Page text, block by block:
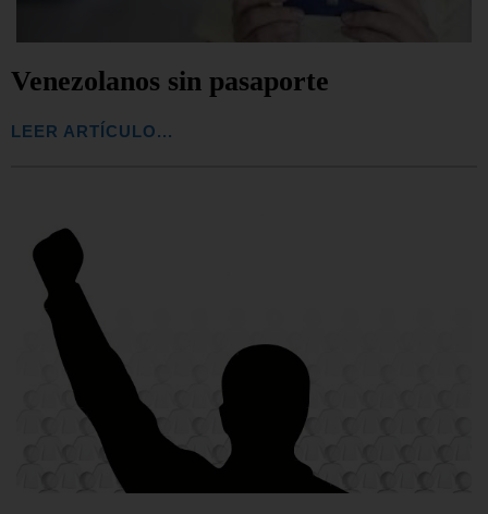
Venezolanos sin pasaporte
LEER ARTÍCULO...